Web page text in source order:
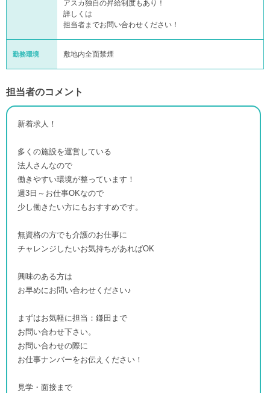
アスカ独自の昇給制度もあり！
詳しくは
担当者までお問い合わせください！
勤務環境 敷地内全面禁煙
担当者のコメント
新着求人！
多くの施設を運営している
法人さんなので
働きやすい環境が整っています！
週3日～お仕事OKなので
少し働きたい方にもおすすめです。
無資格の方でも介護のお仕事に
チャレンジしたいお気持ちがあればOK
興味のある方は
お早めにお問い合わせください♪
まずはお気軽に担当：鎌田まで
お問い合わせ下さい。
お問い合わせの際に
お仕事ナンバーをお伝えください！
見学・面接まで